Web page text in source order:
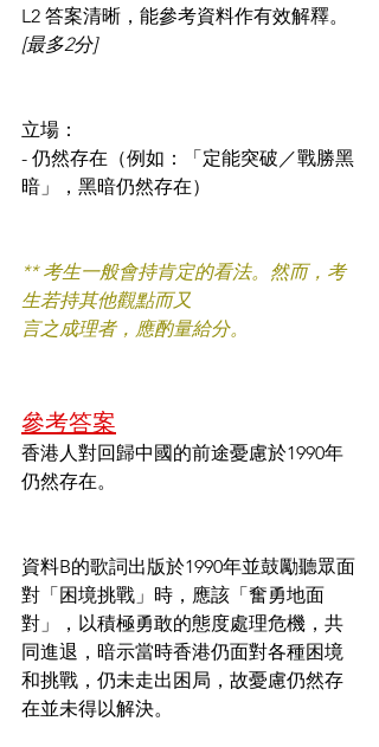
L2 答案清晰，能參考資料作有效解釋。
[最多2分]
立場：
- 仍然存在（例如：「定能突破／戰勝黑
暗」，黑暗仍然存在）
** 考生一般會持肯定的看法。然而，考
生若持其他觀點而又
言之成理者，應酌量給分。
參考答案
香港人對回歸中國的前途憂慮於1990年
仍然存在。
資料B的歌詞出版於1990年並鼓勵聽眾面
對「困境挑戰」時，應該「奮勇地面
對」，以積極勇敢的態度處理危機，共
同進退，暗示當時香港仍面對各種困境
和挑戰，仍未走出困局，故憂慮仍然存
在並未得以解決。